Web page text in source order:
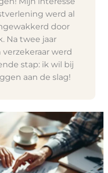
werd al
door
Na twee jaar
werd
stap: ik wil bij
aan de slag!